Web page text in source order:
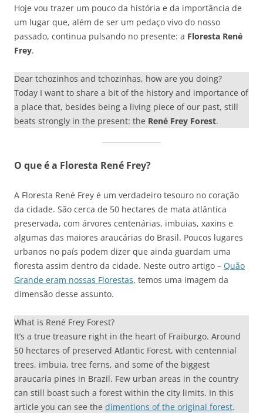
Hoje vou trazer um pouco da história e da importância de
um lugar que, além de ser um pedaço vivo do nosso
passado, continua pulsando no presente: a Floresta René
Frey.
Dear tchozinhos and tchozinhas, how are you doing?
Today I want to share a bit of the history and importance of
a place that, besides being a living piece of our past, still
beats strongly in the present: the René Frey Forest.
O que é a Floresta René Frey?
A Floresta René Frey é um verdadeiro tesouro no coração
da cidade. São cerca de 50 hectares de mata atlântica
preservada, com árvores centenárias, imbuias, xaxins e
algumas das maiores araucárias do Brasil. Poucos lugares
urbanos no país podem dizer que ainda guardam uma
floresta assim dentro da cidade. Neste outro artigo – Quão
Grande eram nossas Florestas, temos uma imagem da
dimensão desse assunto.
What is René Frey Forest?
It’s a true treasure right in the heart of Fraiburgo. Around
50 hectares of preserved Atlantic Forest, with centennial
trees, imbuia, tree ferns, and some of the biggest
araucaria pines in Brazil. Few urban areas in the country
can still boast such a forest within the city limits. In this
article you can see the dimentions of the original forest.